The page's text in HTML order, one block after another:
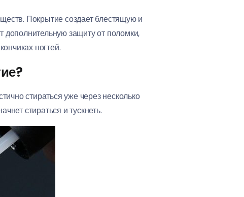
Покрытие создает блестящую и
дополнительную защиту от поломки,
ногтей.
стираться уже через несколько
стираться и тускнеть.